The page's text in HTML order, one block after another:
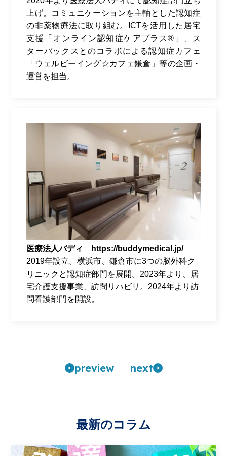
上げ。コミュニケーションを主軸とした認知症
の非薬物療法に取り組む。
ICTを活用した居宅
支援「オンライン認知症ケアプラス® 」、ス
ターバックスとのコラボによる認知症カフェ
「ウェルビーイング☆カフェ鎌倉」等の企画・
運営を担当。
医療法人バディ
https://buddymedical.jp/
2019年設立。横浜市、鎌倉市に3つの脳外科ク
リニックと認知症部門を展開。2023年より、居
宅介護支援事業、訪問リハビリ。2024年より訪
問看護部門を開設。
preview next
最新のコラム